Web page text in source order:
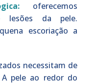
oferecemos
lesões da pele.
escoriação a
necessitam de
A pele ao redor do